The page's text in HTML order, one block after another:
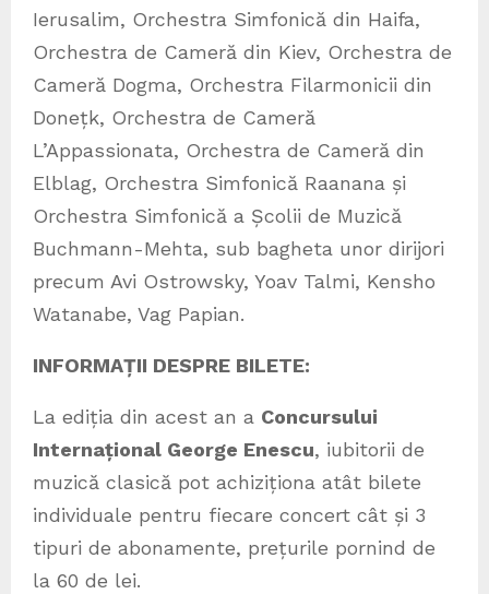
Ierusalim, Orchestra Simfonică din Haifa,
Orchestra de Cameră din Kiev, Orchestra de
Cameră Dogma, Orchestra Filarmonicii din
Donețk, Orchestra de Cameră
L’Appassionata, Orchestra de Cameră din
Elblag, Orchestra Simfonică Raanana și
Orchestra Simfonică a Școlii de Muzică
Buchmann-Mehta, sub bagheta unor dirijori
precum Avi Ostrowsky, Yoav Talmi, Kensho
Watanabe, Vag Papian.
INFORMAȚII DESPRE BILETE:
La ediția din acest an a Concursului
Internațional George Enescu, iubitorii de
muzică clasică pot achiziționa atât bilete
individuale pentru fiecare concert cât și 3
tipuri de abonamente, prețurile pornind de
la 60 de lei.